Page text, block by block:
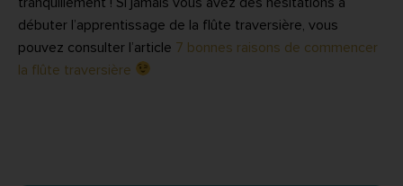
débuter l’apprentissage de la flûte traversière, vous
pouvez consulter l’article 7 bonnes raisons de commencer
la flûte traversière